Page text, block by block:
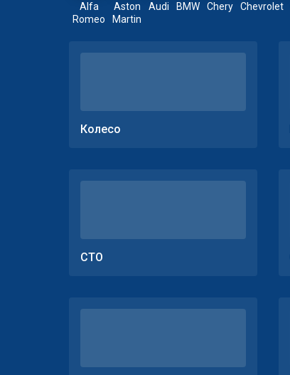
Alfa
Romeo
Aston
Martin
Audi BMW Chery Chevrolet
Колесо
СТО